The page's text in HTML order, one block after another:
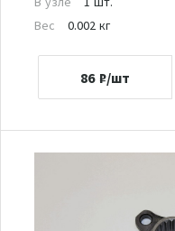
Вес
0.002 кг
86 ₽/шт